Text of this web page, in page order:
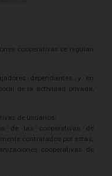
cooperativas se regulan
dependientes y en
de la actividad privada,
de usuarios;
de las cooperativas de
contratados por éstas;
cooperativas de